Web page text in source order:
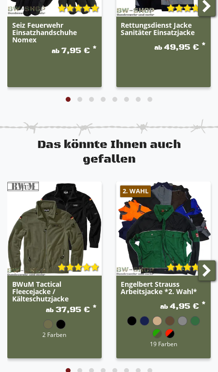
Seiz Feuerwehr
Einsatzhandschuhe
Nomex
ab7,95 € *
Rettungsdienst Jacke
Sanitäter Einsatzjacke
ab 49,95 € *
Das könnte Ihnen auch
gefallen
BWuM Tactical
Fleecejacke /
Kälteschutzjacke
ab37,95 € *
2 Farben
2. WAHL
Engelbert Strauss
Arbeitsjacke *2. Wahl*
ab 4,95 € *
19 Farben